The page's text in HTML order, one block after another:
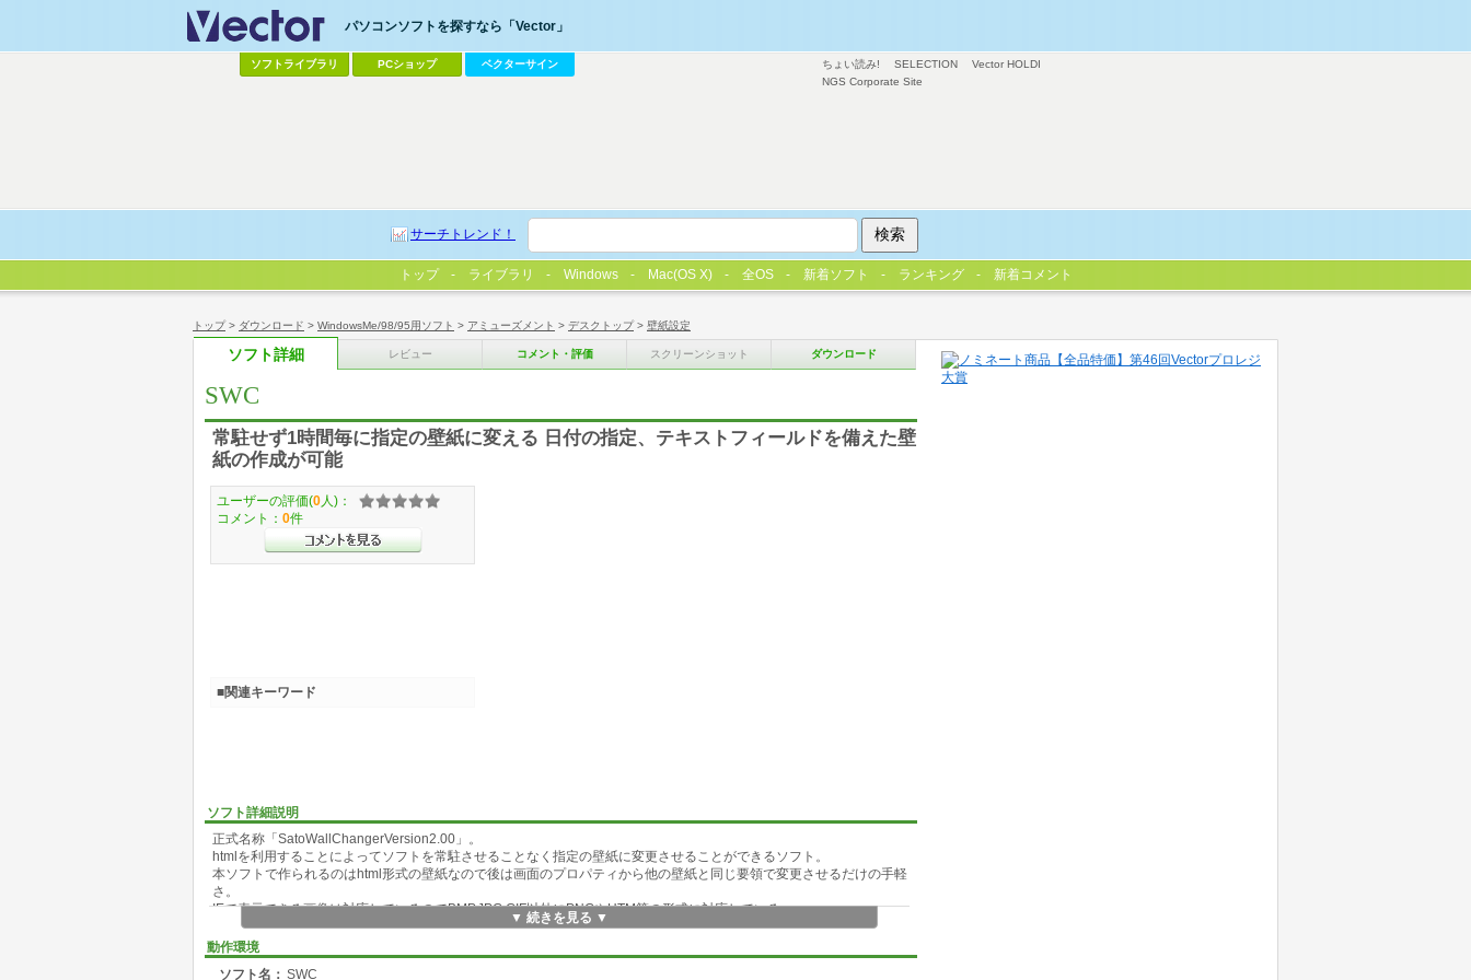
トップ> ダウンロード > WindowsMe/98/95用ソフト > アミューズメント > デスクトップ> 壁紙設定
ソフト詳細 レビュー コメント・評価 スクリーンショット ダウンロード
SWC
常駐せず1時間毎に指定の壁紙に変える 日付の指定、テキストフィールドを備えた壁
紙の作成が可能
ソフト詳細説明
正式名称「SatoWallChangerVersion2.00」。
htmlを利用することによってソフトを常駐させることなく指定の壁紙に変更させることができるソフト。
本ソフトで作られるのはhtml形式の壁紙なので後は画面のプロパティから他の壁紙と同じ要領で変更させるだけの手軽
さ。
IEで表示できる画像は対応しているのでBMP,JPG,GIF以外にPNGやHTM等の形式に対応している。
主な機能は前回の
「指定時間刻に指定した壁紙に変更」
この機能に付け加え
▼ 続きを見る ▼
動作環境
ソフト名： SWC
ユーザーの評価(0 人)：
コメント： 0件
■関連キーワード
ちょい読み! SELECTION
Vector HOLDI
NGS Corporate Site
パソコンソフトを探すなら「Vector」
ソフトライブラリ PCショップ ベクターサイン
サーチトレンド！
トップ ライブラリ Windows Mac(OS X) 全OS 新着ソフト ランキング 新着コメント